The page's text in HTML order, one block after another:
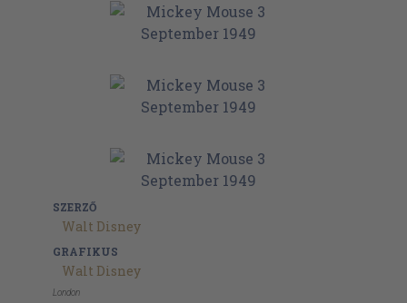
SZERZŐ
Walt Disney
GRAFIKUS
Walt Disney
London